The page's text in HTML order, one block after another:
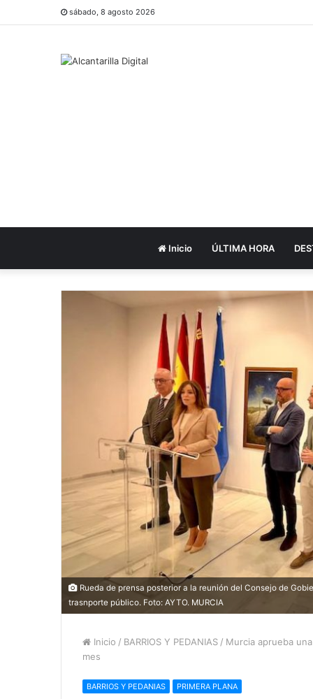
sábado, 8 agosto 2026
Inicio ÚLTIMA HORA
Rueda de prensa posterior a la reunión del Consejo de
trasnporte público. Foto: AYTO. MURCIA
Inicio / BARRIOS Y PEDANIAS / Murcia aprueba
mes
BARRIOS Y PEDANIAS PRIMERA PLANA